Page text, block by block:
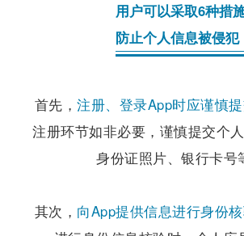
用户可以采取6种措
防止个人信息被侵犯
首先， 注册、登录App时应谨慎提
注册环节如非必要，谨慎提交个
身份证照片、银行卡号
其次， 向App提供信息进行身份核